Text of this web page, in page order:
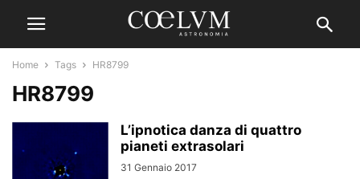
Home Tags HR8799
HR8799
L’ipnotica danza di quattro
pianeti extrasolari
31 Gennaio 2017